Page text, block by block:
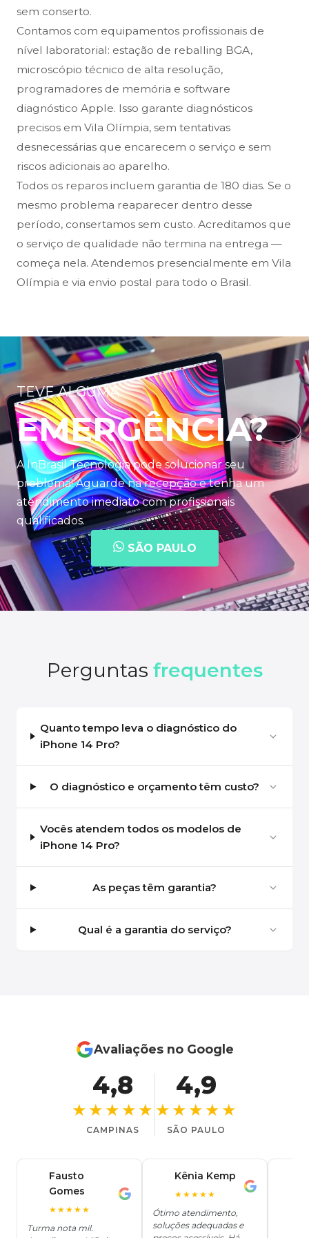
sem conserto.
Contamos com equipamentos profissionais de
nível laboratorial: estação de reballing BGA,
microscópio técnico de alta resolução,
programadores de memória e software
diagnóstico Apple. Isso garante diagnósticos
precisos em Vila Olímpia, sem tentativas
desnecessárias que encarecem o serviço e sem
riscos adicionais ao aparelho.
Todos os reparos incluem garantia de 180 dias. Se o
mesmo problema reaparecer dentro desse
período, consertamos sem custo. Acreditamos que
o serviço de qualidade não termina na entrega —
começa nela. Atendemos presencialmente em Vila
Olímpia e via envio postal para todo o Brasil.
TEVE ALGUMA
EMERGÊNCIA?
A InBrasil Tecnologia pode solucionar seu
problema! Aguarde na recepção e tenha um
atendimento imediato com profissionais
qualificados.
SÃO PAULO
Perguntas frequentes
Quanto tempo leva o diagnóstico do
iPhone 14 Pro?
O diagnóstico e orçamento têm custo?
Vocês atendem todos os modelos de
iPhone 14 Pro?
As peças têm garantia?
Qual é a garantia do serviço?
Avaliações no Google
4,8
★★★★★
CAMPINAS
4,9
★★★★★
SÃO PAULO
Fausto
Gomes
★★★★★
Turma nota mil.
Kênia Kemp
★★★★★
Ótimo atendimento,
soluções adequadas e